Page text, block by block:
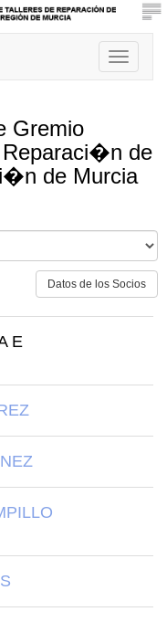
Toggle
Gremio
Reparaci�n de
de Murcia
Datos de los Socios
E